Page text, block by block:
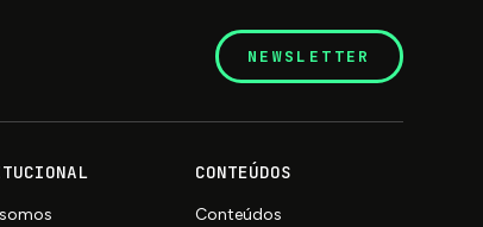
NEWSLETTER
CONTEÚDOS
Conteúdos